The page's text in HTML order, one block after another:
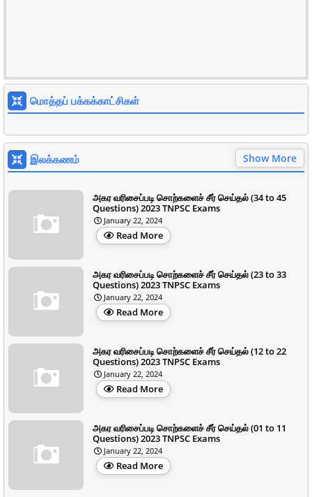
மொத்தப் பக்கக்காட்சிகள்
இலக்கணம் Show More
அகர வரிசைப்படி சொற்களைச் சீர் செய்தல் (34 to 45
Questions) 2023 TNPSC Exams
January 22, 2024
Read More
அகர வரிசைப்படி சொற்களைச் சீர் செய்தல் (23 to 33
Questions) 2023 TNPSC Exams
January 22, 2024
Read More
அகர வரிசைப்படி சொற்களைச் சீர் செய்தல் (12 to 22
Questions) 2023 TNPSC Exams
January 22, 2024
Read More
அகர வரிசைப்படி சொற்களைச் சீர் செய்தல் (01 to 11
Questions) 2023 TNPSC Exams
January 22, 2024
Read More